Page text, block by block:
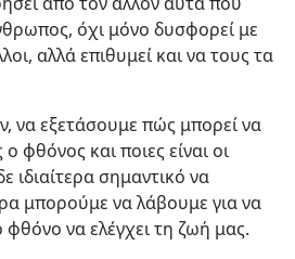
όχι μόνο δυσφορεί με
αλλά επιθυμεί και να τους τα
να εξετάσουμε πώς μπορεί να
φθόνος και ποιες είναι οι
ιδιαίτερα σημαντικό να
μπορούμε να λάβουμε για να
να ελέγχει τη ζωή μας.